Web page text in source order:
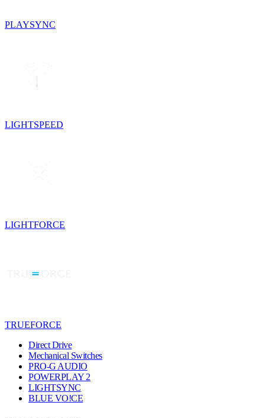
PLAYSYNC
LIGHTSPEED
LIGHTFORCE
TRUEFORCE
Direct Drive
Mechanical Switches
PRO-G AUDIO
POWERPLAY 2
LIGHTSYNC
BLUE VO!CE